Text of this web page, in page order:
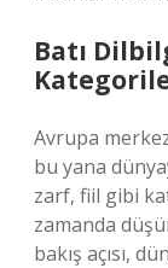
Batı
Avrupa
bu yana
zarf, fiil gibi
zamanda
bakış açısı,